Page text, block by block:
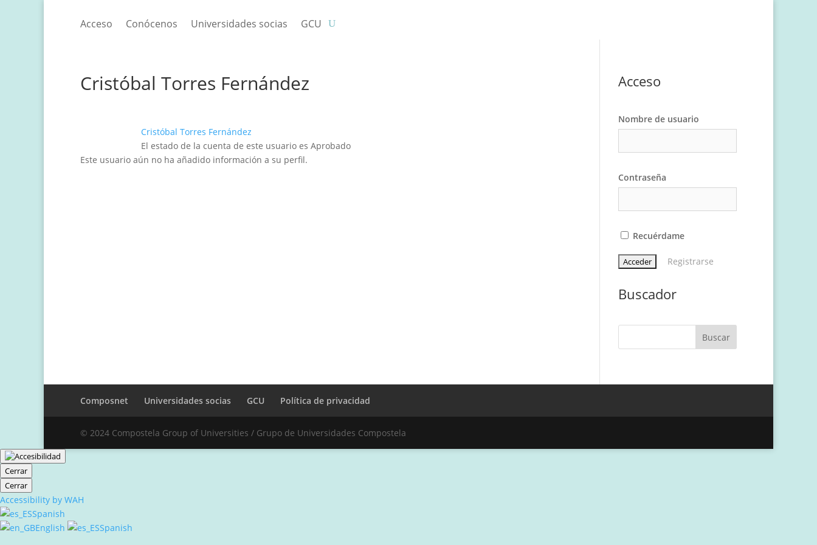
Acceso Conócenos Universidades socias GCU
Cristóbal Torres Fernández
Cristóbal Torres Fernández
El estado de la cuenta de este usuario es Aprobado
Este usuario aún no ha añadido información a su perfil.
Acceso
Nombre de usuario
Contraseña
Recuérdame
Registrarse
Buscador
Composnet Universidades socias GCU Política de privacidad
© 2024 Compostela Group of Universities / Grupo de Universidades Compostela
Cerrar
Cerrar
Accessibility by WAH
Spanish
English
Spanish